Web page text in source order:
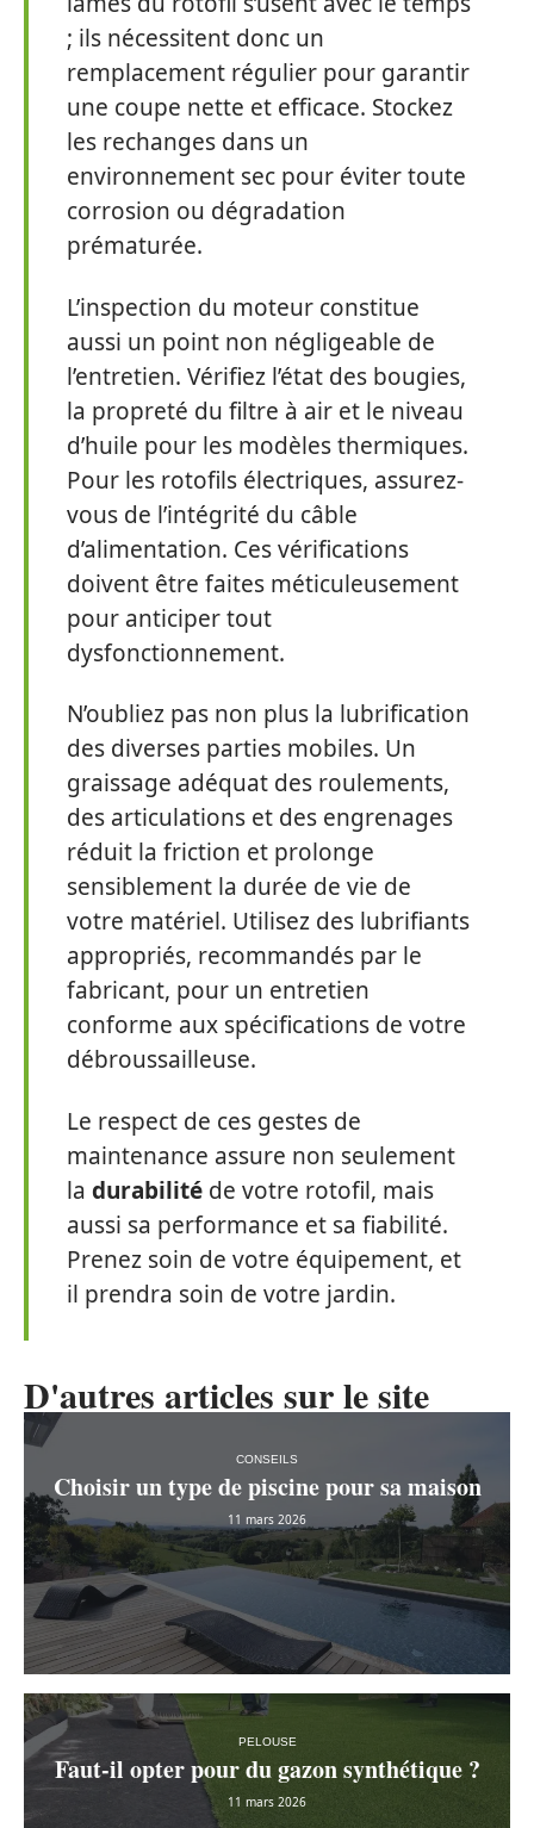
; ils nécessitent donc un
remplacement régulier pour garantir
une coupe nette et efficace. Stockez
les rechanges dans un
environnement sec pour éviter toute
corrosion ou dégradation
prématurée.
L’inspection du moteur constitue
aussi un point non négligeable de
l’entretien. Vérifiez l’état des bougies,
la propreté du filtre à air et le niveau
d’huile pour les modèles thermiques.
Pour les rotofils électriques, assurez-
vous de l’intégrité du câble
d’alimentation. Ces vérifications
doivent être faites méticuleusement
pour anticiper tout
dysfonctionnement.
N’oubliez pas non plus la lubrification
des diverses parties mobiles. Un
graissage adéquat des roulements,
des articulations et des engrenages
réduit la friction et prolonge
sensiblement la durée de vie de
votre matériel. Utilisez des lubrifiants
appropriés, recommandés par le
fabricant, pour un entretien
conforme aux spécifications de votre
débroussailleuse.
Le respect de ces gestes de
maintenance assure non seulement
la durabilité de votre rotofil, mais
aussi sa performance et sa fiabilité.
Prenez soin de votre équipement, et
il prendra soin de votre jardin.
D'autres articles sur le site
CONSEILS
Choisir un type de piscine pour sa maison
11 mars 2026
PELOUSE
Faut-il opter pour du gazon synthétique ?
11 mars 2026